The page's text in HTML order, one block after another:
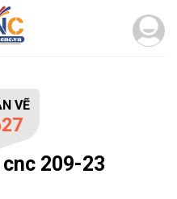
VẼ
209-23